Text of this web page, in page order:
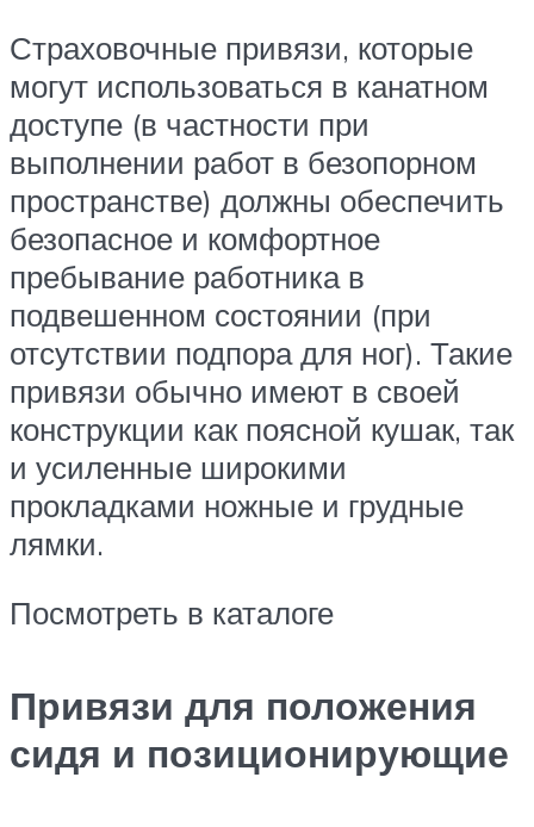
Страховочные привязи, которые
могут использоваться в канатном
доступе (в частности при
выполнении работ в безопорном
пространстве) должны обеспечить
безопасное и комфортное
пребывание работника в
подвешенном состоянии (при
отсутствии подпора для ног). Такие
привязи обычно имеют в своей
конструкции как поясной кушак, так
и усиленные широкими
прокладками ножные и грудные
лямки.
Посмотреть в каталоге
Привязи для положения
сидя и позиционирующие